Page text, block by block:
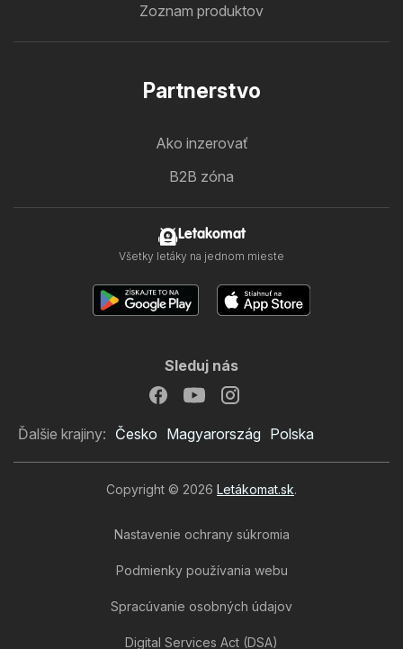
Zoznam produktov
Partnerstvo
Ako inzerovať
B2B zóna
Letakomat
Všetky letáky na jednom mieste
Sleduj nás
Ďalšie krajiny: Česko Magyarország Polska
Copyright © 2026 Letákomat.sk.
Nastavenie ochrany súkromia
Podmienky používania webu
Spracúvanie osobných údajov
Digital Services Act (DSA)